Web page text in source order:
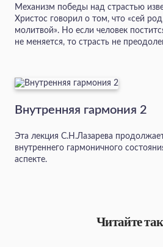
Механизм победы над страстью
Христос говорил о том, что «сей
молитвой». Но если человек
не меняется, то страсть не
Внутренняя гармония 2
Эта лекция С.Н.Лазарева
внутреннего гармоничного
аспекте.
Читайте